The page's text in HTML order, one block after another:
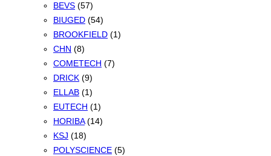
BEVS (57)
BIUGED (54)
BROOKFIELD (1)
CHN (8)
COMETECH (7)
DRICK (9)
ELLAB (1)
EUTECH (1)
HORIBA (14)
KSJ (18)
POLYSCIENCE (5)